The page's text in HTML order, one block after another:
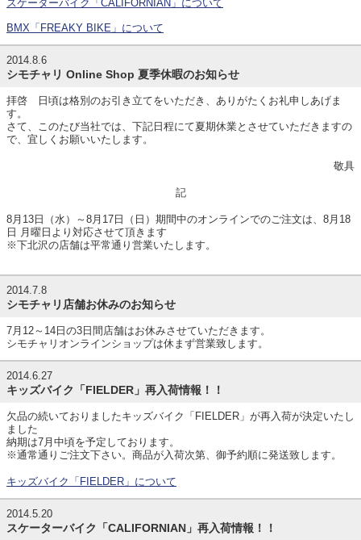
スケーターバイク「CALIFORNIAN」について
BMX「FREAKY BIKE」について
2014.8.6
シモチャリ Online Shop 夏季休暇のお知らせ
拝啓 日頃は格別のお引き立てをいただき、ありがたくお礼申しあげま
す。
さて、このたび当社では、下記日程にて夏期休業とさせていただきますの
で、宜しくお願いいたします。
敬具
記
8月13日（水）～8月17日（日）期間中のオンラインでのご注文は、8月18
日 月曜日より対応させて頂きます
※下北沢の店舗は平常通り営業いたします。
2014.7.8
シモチャリ店舗お休みのお知らせ
7月12～14日の3日間店舗はお休みさせていただきます。
シモチャリオンラインショップは休まず営業致します。
2014.6.27
キッズバイク「FIELDER」再入荷情報！！
欠品の続いておりましたキッズバイク「FIELDER」が再入荷が決定いたし
ました
納期は7月中頃を予定しております。
※通常通りご注文下さい。商品が入荷次第、御予約順に発送致します。
キッズバイク「FIELDER」について
2014.5.20
スケーターバイク「CALIFORNIAN」再入荷情報！！